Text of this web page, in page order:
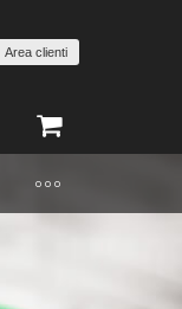
Area clienti